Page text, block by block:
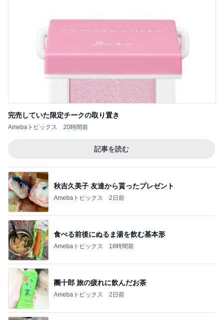
完売していた限定チークの取り置き
Amebaトピックス 20時間前
記事を読む
秋吉久美子 友達から貰ったプレゼント
Amebaトピックス 2日前
食べる前後にぬるま湯を飲む基本形
Amebaトピックス 18時間前
團十郎 旅の疲れに飲んだお茶
Amebaトピックス 2日前